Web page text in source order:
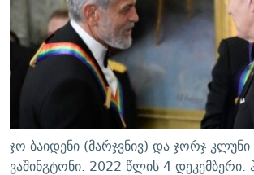
ᲛᲝᲚᲐᲞᲐᲠᲐᲙᲔ ᲢᲔᲥᲡᲢᲔᲑᲘ
ᲨᲘᲜ - ᲣᲪᲮᲝᲔᲗᲨᲘ
ᲚᲘᲢᲔᲠᲐᲢᲣᲠᲣᲚᲘ ᲬᲐᲮᲜᲐᲒᲔᲑᲘ
ᲐᲛᲔᲠᲘᲙᲣᲚᲘ ᲛᲝᲗᲮᲠᲝᲑᲐ
ᲘᲛᲞᲔᲠᲘᲐ ᲓᲐ ᲠᲐᲓᲘᲝ
ᲩᲔᲛᲘ ᲡᲘᲙᲕᲓᲘᲚᲘᲡ ᲛᲘᲖᲔᲖᲘᲐ COVID-19
11 ᲬᲔᲚᲘ - 11 ᲐᲛᲑᲐᲕᲘ
ᲡᲐᲞᲐᲠᲚᲐᲛᲔᲜᲢᲝ ᲐᲠᲩᲔᲕᲜᲔᲑᲘᲡ ᲘᲡᲢᲝᲠᲘᲐ
ᲑᲐᲕᲨᲕᲔᲑᲘ ᲞᲠᲝᲡᲢᲘᲢᲣᲪᲘᲐᲨᲘ - ᲐᲛᲝᲣᲗᲥᲛᲔᲚᲘ
5 ᲐᲛᲑᲐᲕᲘ - 20 ᲘᲕᲜᲘᲡᲡ ᲓᲐᲨᲐᲕᲔᲑᲣᲚᲔᲑᲘ
ᲐᲒᲕᲘᲡᲢᲝᲡ ᲝᲛᲘ
ᲒᲐᲛᲝᲘᲬᲔᲠᲔ
რთე/რთ-ის ყველა საიტი
ჯო ბაიდენი (მარჯვნივ) და ჯორჯ
ვაშინგტონი. 2022 წლის 4